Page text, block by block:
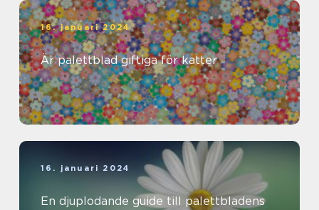
16. januari 2024
Är palettblad giftiga för katter
16. januari 2024
En djuplodande guide till palettbladens